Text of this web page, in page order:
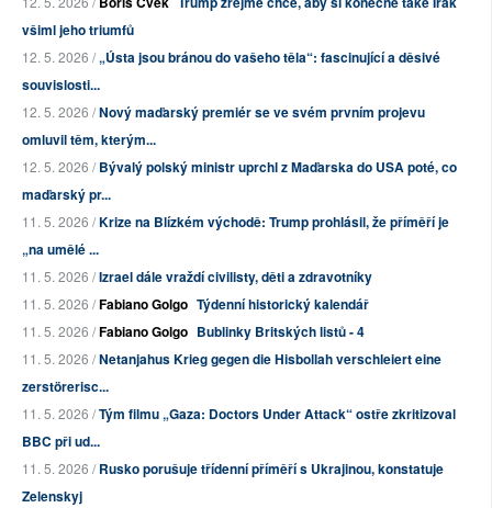
všiml jeho triumfů
12. 5. 2026 /„Ústa jsou bránou do vašeho těla“: fascinující a děsivé
souvislosti...
12. 5. 2026 /Nový maďarský premiér se ve svém prvním projevu
omluvil těm, kterým...
12. 5. 2026 /Bývalý polský ministr uprchl z Maďarska do USA poté, co
maďarský pr...
11. 5. 2026 /Krize na Blízkém východě: Trump prohlásil, že příměří je
„na umělé ...
11. 5. 2026 /Izrael dále vraždí civilisty, děti a zdravotníky
11. 5. 2026 /Fabiano Golgo Týdenní historický kalendář
11. 5. 2026 /Fabiano Golgo Bublinky Britských listů - 4
11. 5. 2026 /Netanjahus Krieg gegen die Hisbollah verschleiert eine
zerstörerisc...
11. 5. 2026 /Tým filmu „Gaza: Doctors Under Attack“ ostře zkritizoval
BBC při ud...
11. 5. 2026 /Rusko porušuje třídenní příměří s Ukrajinou, konstatuje
Zelenskyj